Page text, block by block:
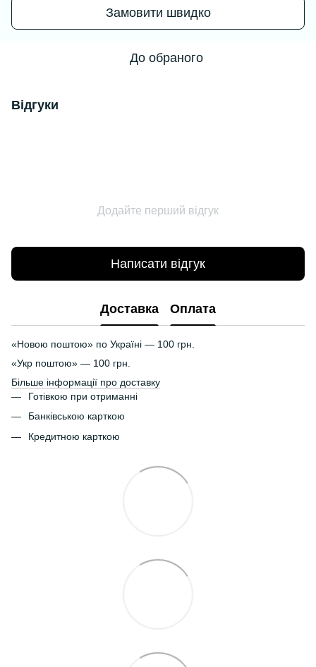
Замовити швидко
До обраного
Відгуки
Додайте перший відгук
Написати відгук
Доставка Оплата
«Новою поштою» по Україні — 100 грн.
«Укр поштою» — 100 грн.
Більше інформації про доставку
Готівкою при отриманні
Банківською карткою
Кредитною карткою